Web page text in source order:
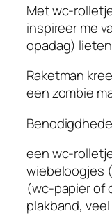
Met wc-
inspireer me
opadag)
Raketman
een zombie
een wc-
wiebeloogjes
(wc-papier of
plakband,